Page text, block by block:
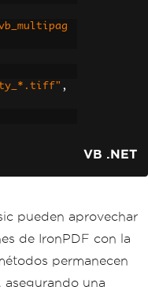
,
VB .NET
pueden aprovechar
de IronPDF con la
permanecen
asegurando una